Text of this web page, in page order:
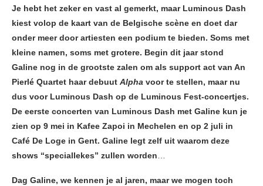
Je hebt het zeker en vast al gemerkt, maar Luminous Dash
kiest volop de kaart van de Belgische scène en doet dar
onder meer door artiesten een podium te bieden. Soms met
kleine namen, soms met grotere. Begin dit jaar stond
Galine nog in de grootste zalen om als support act van An
Pierlé Quartet haar debuut Alpha voor te stellen, maar nu
dus voor Luminous Dash op de Luminous Fest-concertjes.
De eerste concerten van Luminous Dash met Galine kun je
zien op 9 mei in Kafee Zapoi in Mechelen en op 2 juli in
Café De Loge in Gent. Galine legt zelf uit waarom deze
shows “speciallekes” zullen worden…
Dag Galine, we kennen je al jaren, maar we mogen toch